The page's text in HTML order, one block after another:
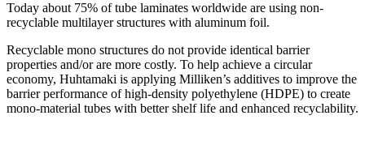
Today about 75% of tube laminates worldwide are using non-
recyclable multilayer structures with aluminum foil.
Recyclable mono structures do not provide identical barrier
properties and/or are more costly. To help achieve a circular
economy, Huhtamaki is applying Milliken’s additives to improve the
barrier performance of high-density polyethylene (HDPE) to create
mono-material tubes with better shelf life and enhanced recyclability.